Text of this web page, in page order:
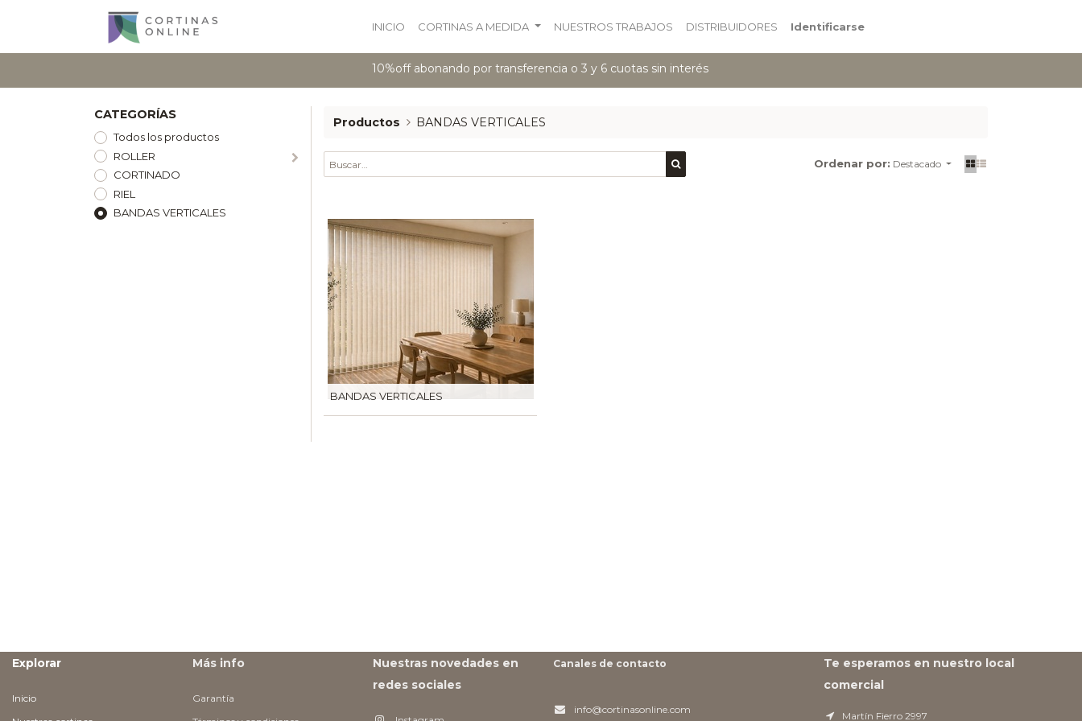
INICIO CORTINAS A MEDIDA NUESTROS TRABAJOS DISTRIBUIDORES Identificarse
10%off abonando por transferencia o 3 y 6 cuotas sin interés
CATEGORÍAS
Todos los productos
ROLLER
CORTINADO
RIEL
BANDAS VERTICALES
Productos BANDAS VERTICALES
Ordenar por: Destacado
BANDAS VERTICALES
Explorar
Inicio
Más info
Garantía
Nuestras novedades en
redes sociales
Canales de contacto
info@cortinasonline.com
Te esperamos en nuestro local
comercial
Martín Fierro 2997